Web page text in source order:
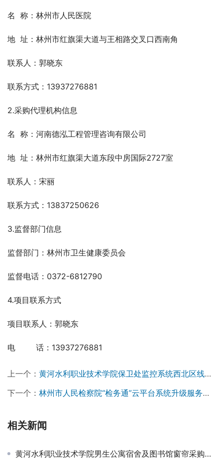
名  称：林州市人民医院
地  址：林州市红旗渠大道与王相路交叉口西南角
联系人：郭晓东
联系方式：13937276881
2.采购代理机构信息
名  称：河南德泓工程管理咨询有限公司
地  址：林州市红旗渠大道东段中房国际2727室
联系人：宋丽
联系方式：13837250626
3.监督部门信息
监督部门：林州市卫生健康委员会
监督电话：0372-6812790
4.项目联系方式
项目联系人：郭晓东
电　 　 话：13937276881
上一个： 黄河水利职业技术学院保卫处监控系统西北区线路改造项目竞争性磋商公告
下一个： 林州市人民检察院“检务通”云平台系统升级服务项目竞争性磋商公告￼
相关新闻
黄河水利职业技术学院男生公寓宿舍及图书馆窗帘采购项目成交公告